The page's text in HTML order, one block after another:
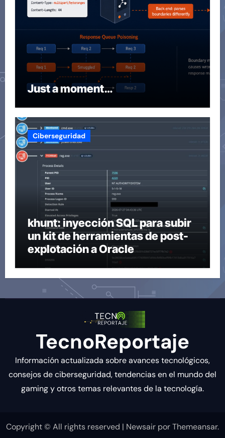
Just a moment…
Ciberseguridad
khunt: inyección SQL para subir
un kit de herramientas de post-
explotación a Oracle
TecnoReportaje
Información actualizada sobre avances tecnológicos,
consejos de ciberseguridad, tendencias en el mundo del
gaming y otros temas relevantes de la tecnología.
Copyright © All rights reserved | Newsair porThemeansar.